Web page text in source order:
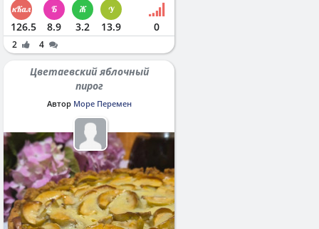
126.5 8.9 3.2 13.9 0
2 4
Цветаевский яблочный
пирог
Автор Море Перемен